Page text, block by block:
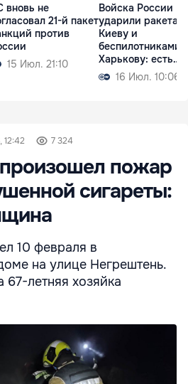
вновь не
21-й пакет
против
15 Июл. 21:10
Войска России
ударили
Киеву и
беспилотниками
Харькову: есть
жертвы16 Июл. 10:06
12:42 7 324
пожар
сигареты:
10 февраля в
на улице Негрештень.
67-летняя хозяйка